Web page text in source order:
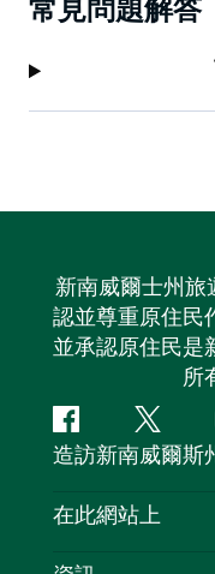
常見問題解答
新南威爾士州
認並尊重原住民
並承認原住民是
所
Facebook嘰
嘰
喳
造訪新南威爾斯
聯絡我們
在此網站上
目的地